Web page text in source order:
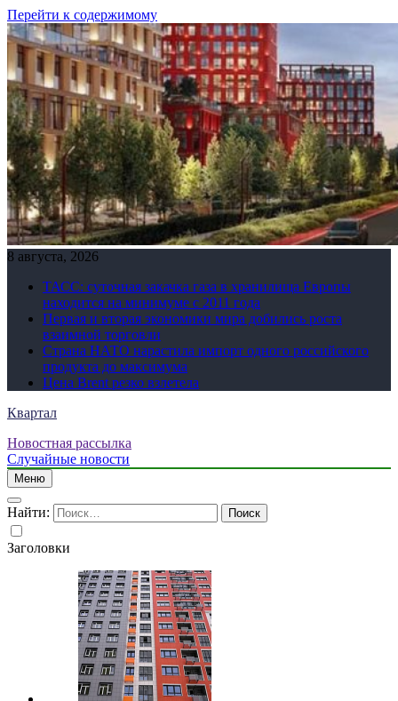
Перейти к содержимому
8 августа, 2026
ТАСС: суточная закачка газа в хранилища Европы
находится на минимуме с 2011 года
Первая и вторая экономики мира добились роста
взаимной торговли
Страна НАТО нарастила импорт одного российского
продукта до максимума
Цена Brent резко взлетела
Квартал
Новостная рассылка
Случайные новости
Меню
Найти:
Заголовки